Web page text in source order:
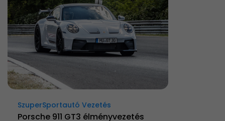
SzuperSportautó Vezetés
Porsche 911 GT3 élményvezetés